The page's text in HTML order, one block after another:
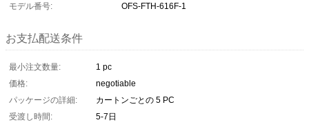
モデル番号:
OFS-FTH-616F-1
お支払配送条件
最小注文数量:
1 pc
価格:
negotiable
パッケージの詳細:
カートンごとの 5 PC
受渡し時間:
5-7日